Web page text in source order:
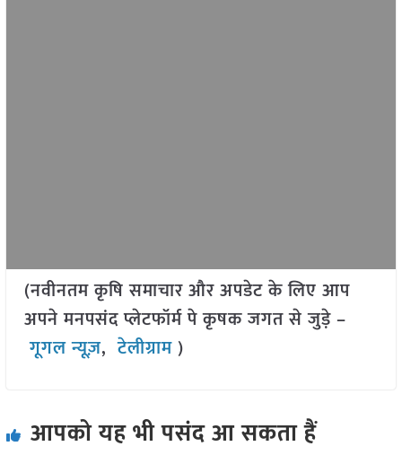
(नवीनतम कृषि समाचार और अपडेट के लिए आप
अपने मनपसंद प्लेटफॉर्म पे कृषक जगत से जुड़े –
गूगल न्यूज़,टेलीग्राम )
आपको यह भी पसंद आ सकता हैं